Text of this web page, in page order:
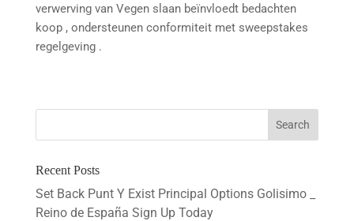
verwerving van Vegen slaan beïnvloedt bedachten
koop , ondersteunen conformiteit met sweepstakes
regelgeving .
Recent Posts
Set Back Punt Y Exist Principal Options Golisimo _
Reino de España Sign Up Today